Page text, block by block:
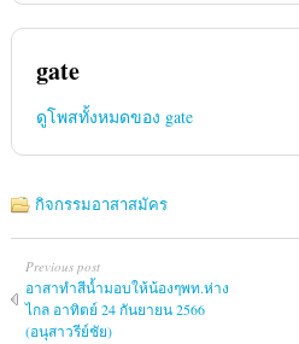
gate
ดูโพสทั้งหมดของ gate
กิจกรรมอาสาสมัคร
Previous post
อาสาทำสีน้ำมอบให้น้องๆพท.ห่าง
ไกล อาทิตย์ 24 กันยายน 2566
(อนุสาวรีย์ชัย)